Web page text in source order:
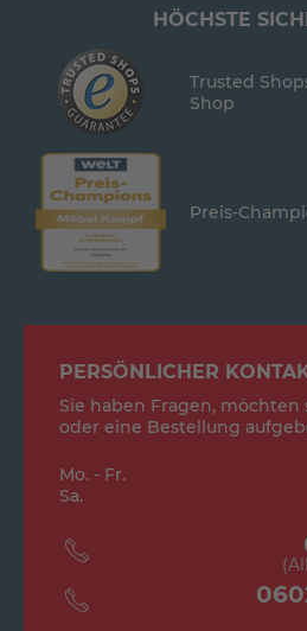
HÖCHSTE
Trusted
Shop
Preis-
PERSÖNLICHER
Sie haben Fragen, möchten
oder eine Bestellung
Mo. - Fr.
Sa.